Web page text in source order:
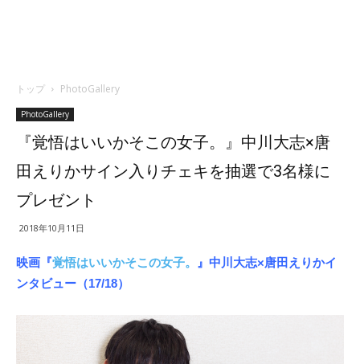
トップ PhotoGallery
PhotoGallery
『覚悟はいいかそこの女子。』中川大志×唐
田えりかサイン入りチェキを抽選で3名様に
プレゼント
2018年10月11日
映画『覚悟はいいかそこの女子。
』中川大志×唐田えりかイ
ンタビュー（17/18）